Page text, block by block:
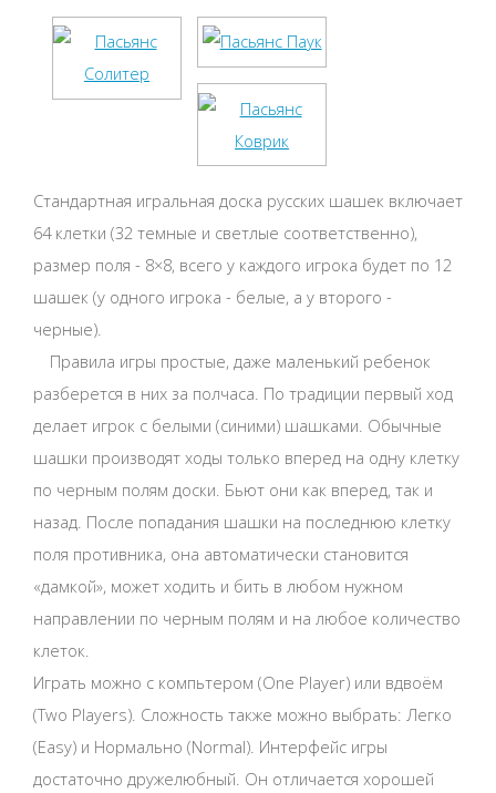
Стандартная игральная доска русских шашек включает
64 клетки (32 темные и светлые соответственно),
размер поля - 8×8, всего у каждого игрока будет по 12
шашек (у одного игрока - белые, а у второго -
черные).
Правила игры простые, даже маленький ребенок
разберется в них за полчаса. По традиции первый ход
делает игрок с белыми (синими) шашками. Обычные
шашки производят ходы только вперед на одну клетку
по черным полям доски. Бьют они как вперед, так и
назад. После попадания шашки на последнюю клетку
поля противника, она автоматически становится
«дамкой», может ходить и бить в любом нужном
направлении по черным полям и на любое количество
клеток.
Играть можно с компьтером (One Player) или вдвоём
(Two Players). Сложность также можно выбрать: Легко
(Easy) и Нормально (Normal). Интерфейс игры
достаточно дружелюбный. Он отличается хорошей